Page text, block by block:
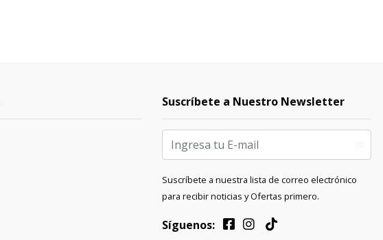
Suscríbete a Nuestro Newsletter
Suscríbete a nuestra lista de correo electrónico
para recibir noticias y Ofertas primero.
Síguenos: